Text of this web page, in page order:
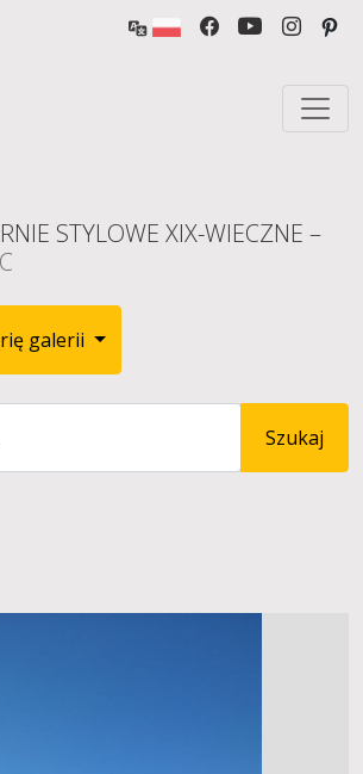
STYLOWE XIX-WIECZNE –
galerii
Szukaj